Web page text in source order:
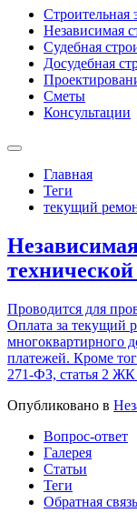
Строительная
Независимая
Судебная
Досудебная
Сметы
Консультации
Главная
Теги
текущий
Проводится для
Оплата за текущий
многоквартирного
платежей. Кроме
271-ФЗ, статья 2
Опубликовано в
Вопрос-ответ
Галерея
Статьи
Теги
Обратная связь